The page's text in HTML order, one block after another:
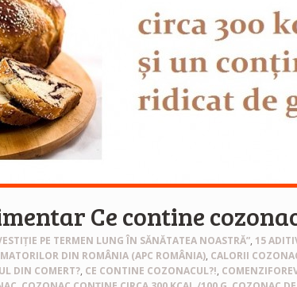
Ce contine
PE TERMEN LUNG ÎN SĂNĂTATEA NOASTRĂ”, 15
DIN ROMÂNIA (APC ROMÂNIA), CALORII
DIN COMERT?, CE CONTINE COZONACUL?!,